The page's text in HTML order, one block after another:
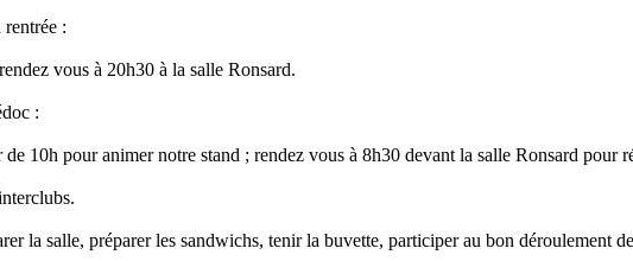
:
vous à 20h30 à la salle Ronsard.
:
10h pour animer notre stand ; rendez vous à 8h30 devant la salle Ronsard pour
la salle, préparer les sandwichs, tenir la buvette, participer au bon déroulement